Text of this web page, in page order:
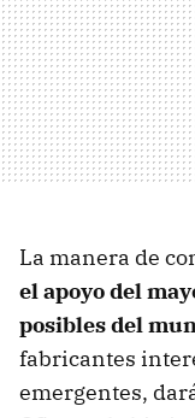
La manera de
el apoyo del
posibles del
fabricantes
emergentes,